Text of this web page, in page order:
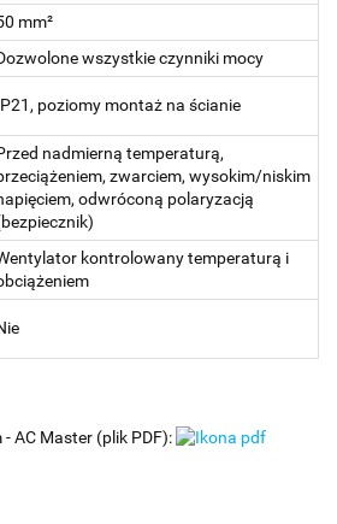
mm²
wszystkie czynniki mocy
poziomy montaż na ścianie
nadmierną temperaturą,
zwarciem, wysokim/niskim
odwróconą polaryzacją
kontrolowany temperaturą i
AC Master (plik PDF):